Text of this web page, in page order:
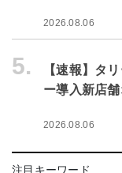
2026.08.06
5.
【速報】タ
ー導入新店
2026.08.06
注目キーワード